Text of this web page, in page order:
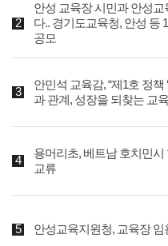
안성 교육장 시민과 안성
다.. 경기도교육청, 안성 등
공모
안민석 교육감, “제1호 정책
과 관계, 성장을 되찾는 교
용머리초, 베트남 호치민
교류
안성교육지원청, 교육장 임